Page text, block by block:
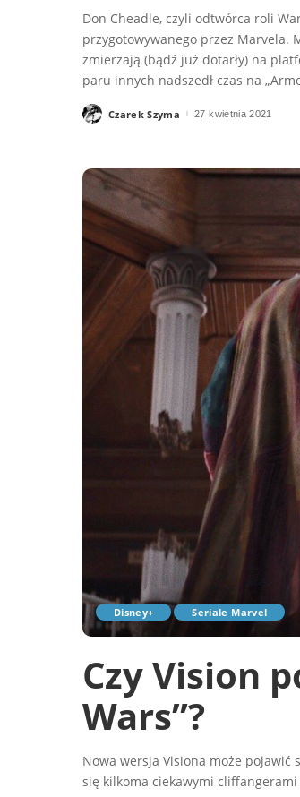
Don Cheadle, czyli odtwórca roli
przygotowywanego przez Marvela.
zmierzają (bądź już dotarły) na
paru innych nadszedł czas na
Posted
by
Czarek Szyma 27 kwietnia 2021
Disney+ Seriale Marvel
Czy Vision
Wars”?
Nowa wersja Visiona może pojawić
się kilkoma ciekawymi